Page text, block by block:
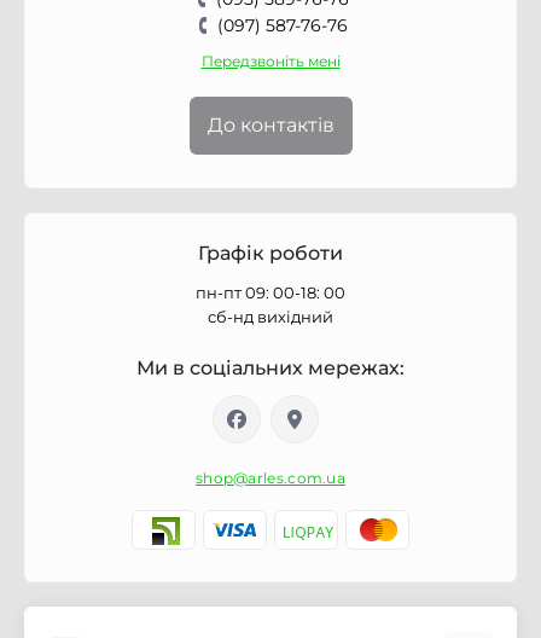
(097) 587-76-76
Передзвоніть мені
До контактів
Графік роботи
пн-пт 09: 00-18: 00
сб-нд вихідний
Ми в соціальних мережах:
shop@arles.com.ua